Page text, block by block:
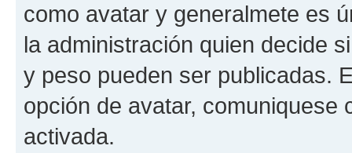
como avatar y generalmete es
la administración quien decide
y peso pueden ser publicadas.
opción de avatar, comuniquese
activada.